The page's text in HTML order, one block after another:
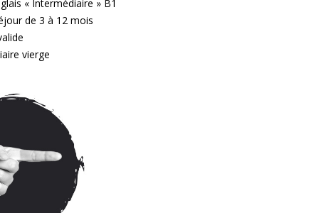
« Intermédiaire » B1
de 3 à 12 mois
vierge